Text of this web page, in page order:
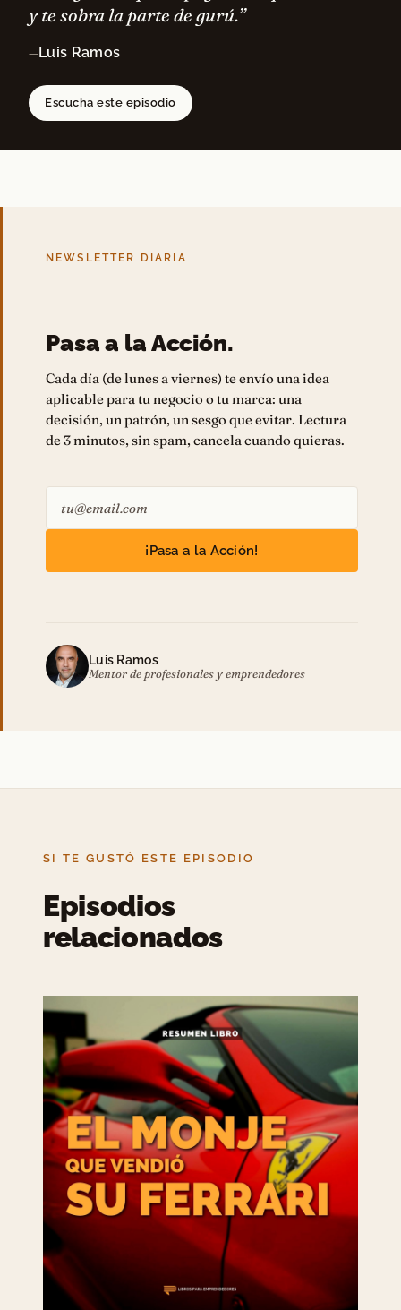
y te sobra la parte de gurú.”
— Luis Ramos
Escucha este episodio
NEWSLETTER DIARIA
Pasa a la Acción.
Cada día (de lunes a viernes) te envío una idea
aplicable para tu negocio o tu marca: una
decisión, un patrón, un sesgo que evitar. Lectura
de 3 minutos, sin spam, cancela cuando quieras.
¡Pasa a la Acción!
Luis Ramos
Mentor de profesionales y emprendedores
SI TE GUSTÓ ESTE EPISODIO
Episodios
relacionados